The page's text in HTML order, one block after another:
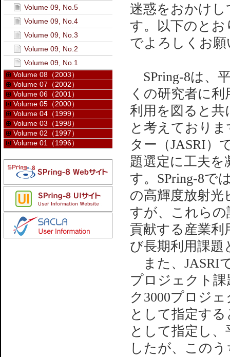
迷惑をおかけ
す。以下のとお
でよろしくお
SPring-8は、
くの研究者に
利用を図ると
と考えており
ター（JASRI）
題選定に工夫
す。SPring-8で
の高輝度放射光
すが、これらの
貢献する産業利
び長期利用課
また、JASRI
プロジェクト
ク3000プロジ
として指定す
として指定し
したが、この
Volume 09, No.5
Volume 09, No.4
Volume 09, No.3
Volume 09, No.2
Volume 09, No.1
Volume 08（2003）
Volume 07（2002）
Volume 06（2001）
Volume 05（2000）
Volume 04（1999）
Volume 03（1998）
Volume 02（1997）
Volume 01（1996）